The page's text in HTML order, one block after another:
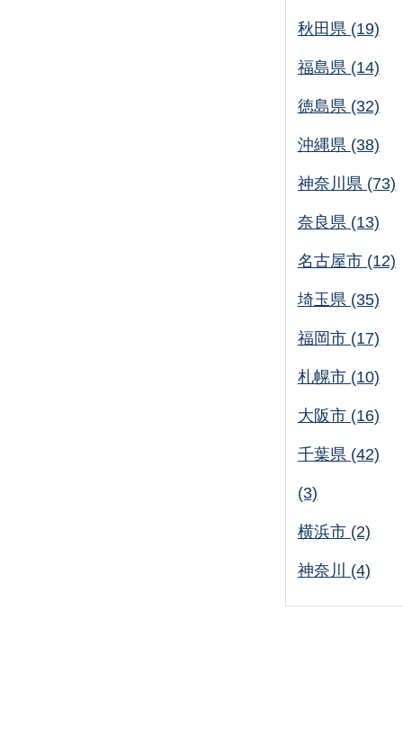
秋田県 (19)
福島県 (14)
徳島県 (32)
沖縄県 (38)
神奈川県 (73)
奈良県 (13)
名古屋市 (12)
埼玉県 (35)
福岡市 (17)
札幌市 (10)
大阪市 (16)
千葉県 (42)
(3)
横浜市 (2)
神奈川 (4)